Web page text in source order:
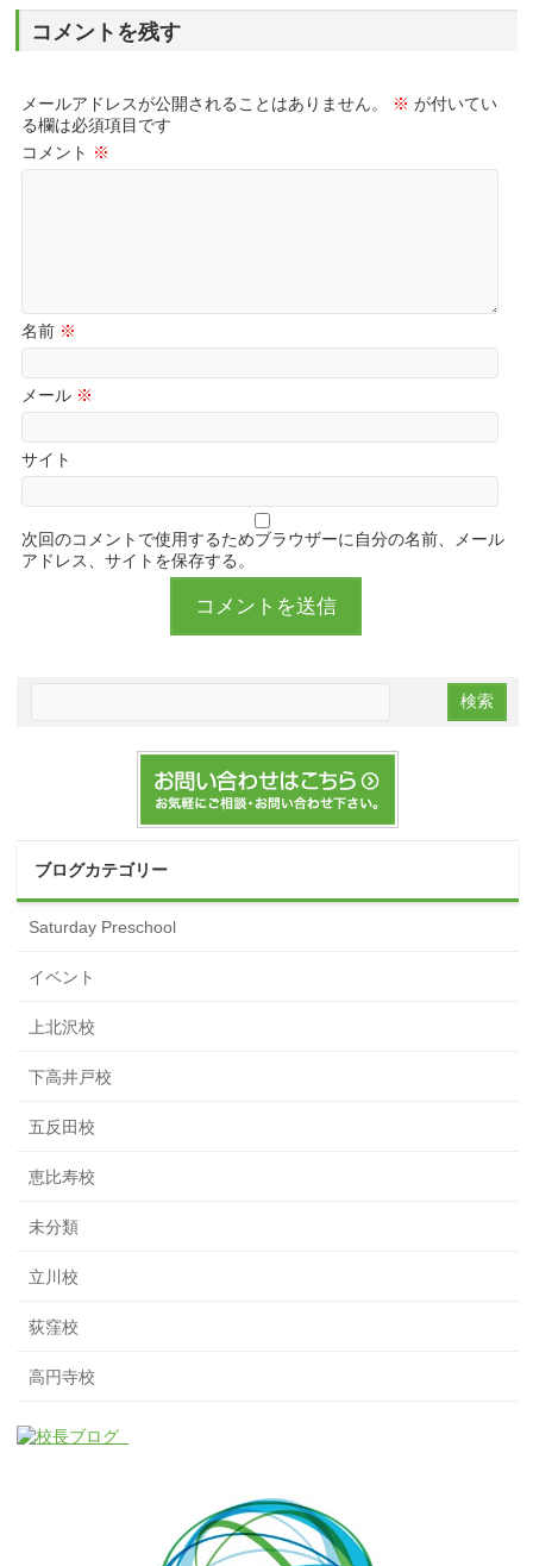
コメントを残す
メールアドレスが公開されることはありません。 ※ が付いてい
る欄は必須項目です
コメント ※
名前 ※
メール ※
サイト
次回のコメントで使用するためブラウザーに自分の名前、メール
アドレス、サイトを保存する。
ブログカテゴリー
Saturday Preschool
イベント
上北沢校
下高井戸校
五反田校
恵比寿校
未分類
立川校
荻窪校
高円寺校